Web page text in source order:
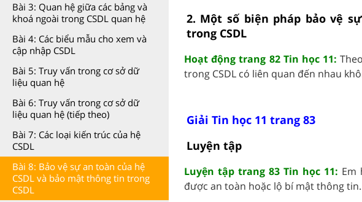
Bài 3: Quan hệ giữa các bảng và
khoá ngoài trong CSDL quan hệ
Bài 4: Các biểu mẫu cho xem và
cập nhập CSDL
Bài 5: Truy vấn trong cơ sở dữ
liệu quan hệ
Bài 6: Truy vấn trong cơ sở dữ
liệu quan hệ (tiếp theo)
Bài 7: Các loại kiến trúc của hệ
CSDL
Bài 8: Bảo vệ sự an toàn của hệ
CSDL và bảo mật thông tin trong
CSDL
2. Một số biện pháp bảo vệ
trong CSDL
Hoạt động trang 82 Tin học 11:
trong CSDL có liên quan đến nhau
Giải Tin học 11 trang 83
Luyện tập
Luyện tập trang 83 Tin học 11: Em
được an toàn hoặc lộ bí mật thông